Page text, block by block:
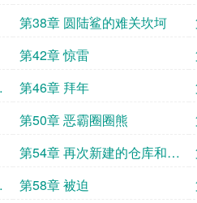
第38章 圆陆鲨的难关坎坷
第42章 惊雷
第46章 拜年
第50章 恶霸圈圈熊
第54章 再次新建的仓库和农
场安保小队
第58章 被迫